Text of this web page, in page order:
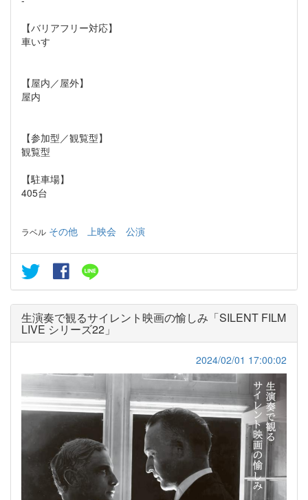
【バリアフリー対応】
車いす
【屋内／屋外】
屋内
【参加型／観覧型】
観覧型
【駐車場】
405台
ラベル その他 上映会 公演
生演奏で観るサイレント映画の愉しみ「SILENT FILM
LIVE シリーズ22」
2024/02/01 17:00:02